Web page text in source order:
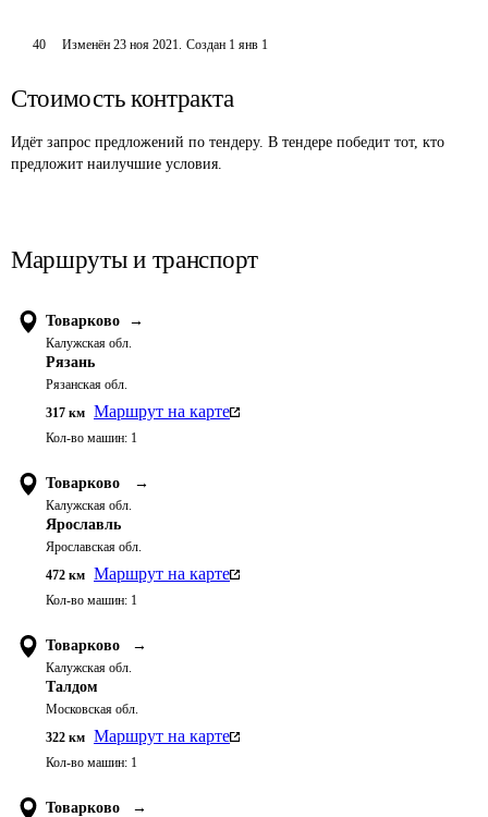
40 Изменён23 ноя 2021. Создан 1 янв 1
Стоимость контракта
Идёт запрос предложений по тендеру. В тендере победит тот, кто
предложит наилучшие условия.
Маршруты и транспорт
Товарково →
Калужская обл.
Рязань
Рязанская обл.
317 км Маршрут на карте
Кол-во машин: 1
Товарково →
Калужская обл.
Ярославль
Ярославская обл.
472 км Маршрут на карте
Кол-во машин: 1
Товарково →
Калужская обл.
Талдом
Московская обл.
322 км Маршрут на карте
Кол-во машин: 1
Товарково →